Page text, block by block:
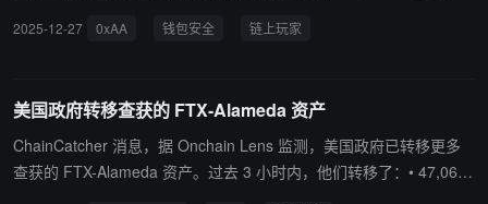
位社区成员表示，涉及钱包或与 DeBot 有关。
2025-12-27 0xAA 钱包安全 链上玩家
美国政府转移查获的 FTX-Alameda 资产
ChainCatcher 消息，据 Onchain Lens 监测，美国政府已转移更多
查获的 FTX-Alameda 资产。过去 3 小时内，他们转移了：• 47,063